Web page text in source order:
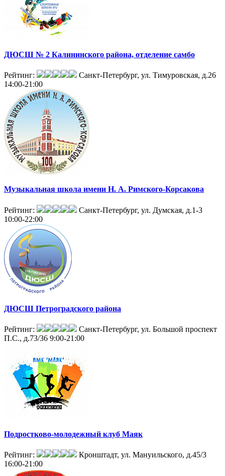
ДЮСШ № 2 Калининского района, отделение самбо
Рейтинг:
Санкт-Петербург, ул. Тимуровская, д.26
14:00-21:00
Музыкальная школа имени Н. А. Римского-Корсакова
Рейтинг:
Санкт-Петербург, ул. Думская, д.1-3
10:00-22:00
ДЮСШ Петроградского района
Рейтинг:
Санкт-Петербург, ул. Большой проспект
П.С., д.73/36 9:00-21:00
Подростково-молодежный клуб Маяк
Рейтинг:
Кронштадт, ул. Мануильского, д.45/3
16:00-21:00